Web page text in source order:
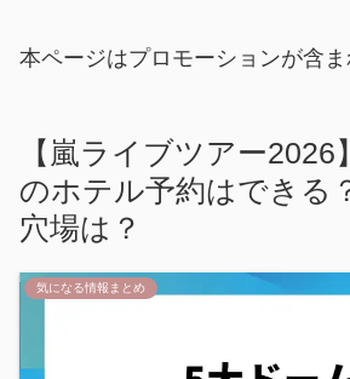
本ページはプロモーションが含
【嵐ライブツアー2026
のホテル予約はできる
穴場は？
気になる情報まとめ